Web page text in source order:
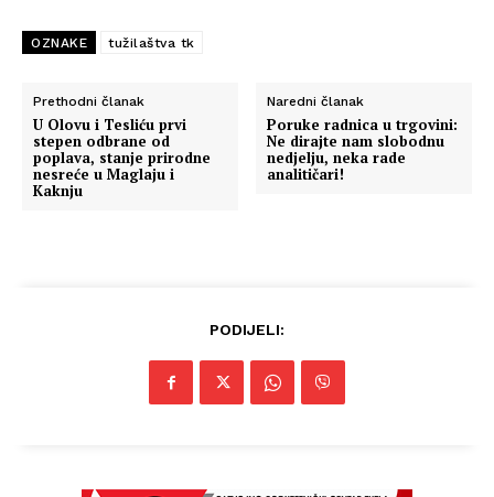
Impressum
OZNAKE tužilaštva tk
Prethodni članak
U Olovu i Tesliću prvi
stepen odbrane od
poplava, stanje prirodne
nesreće u Maglaju i
Kaknju
Naredni članak
Poruke radnica u trgovini:
Ne dirajte nam slobodnu
nedjelju, neka rade
analitičari!
PODIJELI: